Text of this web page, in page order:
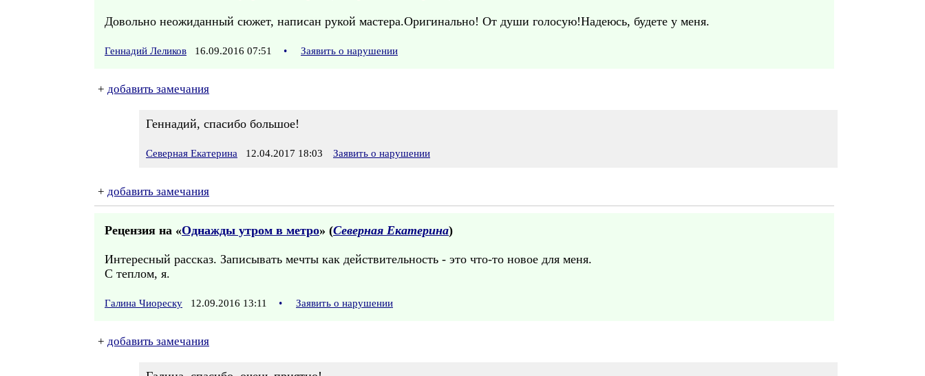
Довольно неожиданный сюжет, написан рукой мастера.Оригинально! От души голосую!Надеюсь, будете у меня.
Геннадий Леликов 16.09.2016 07:51 • Заявить о нарушении
+ добавить замечания
Геннадий, спасибо большое!
Северная Екатерина 12.04.2017 18:03 Заявить о нарушении
+ добавить замечания
Рецензия на «Однажды утром в метро» (Северная Екатерина)
Интересный рассказ. Записывать мечты как действительность - это что-то новое для меня.
С теплом, я.
Галина Чиореску 12.09.2016 13:11 • Заявить о нарушении
+ добавить замечания